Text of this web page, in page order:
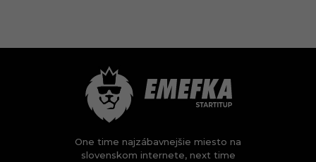
One time najzábavnejšie miesto na
slovenskom internete, next time